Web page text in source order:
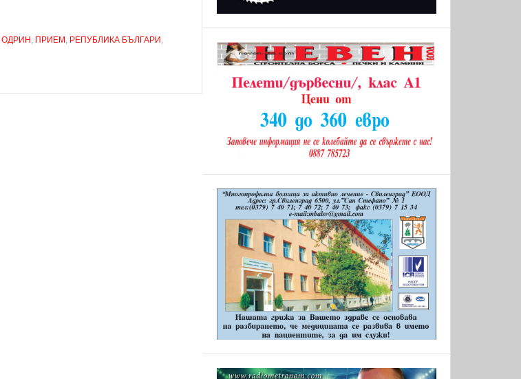
ОДРИН , ПРИЕМ , РЕПУБЛИКА БЪЛГАРИ ,